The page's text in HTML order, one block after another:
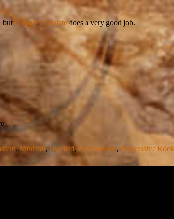
butGoogle Translatedoes a very good job.
,Minimal,Oldfield, Ommadawn, Progressive Rock